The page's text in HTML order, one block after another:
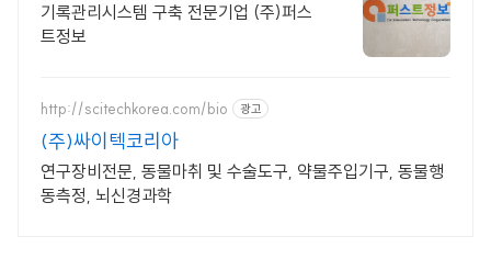
기록관리시스템 구축 전문기업 (주)퍼스
트정보
http://scitechkorea.com/bio 광고
(주)싸이텍코리아
연구장비전문, 동물마취 및 수술도구, 약물주입기구, 동물행
동측정, 뇌신경과학